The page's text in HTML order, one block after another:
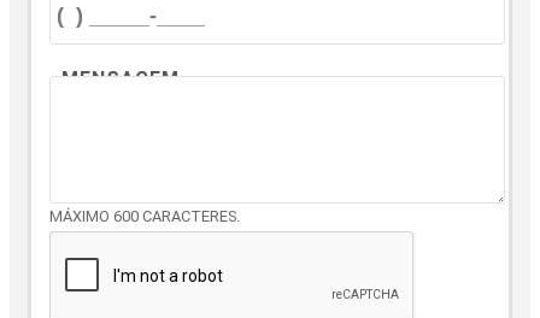
MENSAGEM
MÁXIMO 600 CARACTERES.